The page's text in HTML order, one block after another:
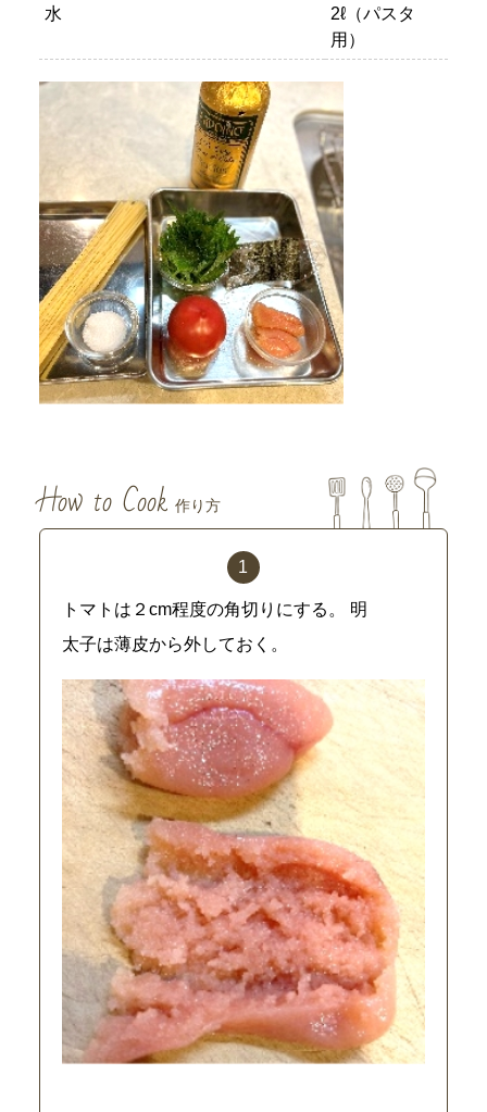
水
2ℓ（パスタ
用）
How to Cook 作り方
トマトは２cm程度の角切りにする。 明
太子は薄皮から外しておく。